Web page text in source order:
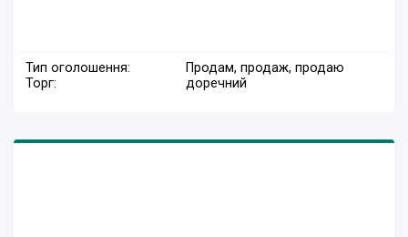
Тип оголошення:
Продам, продаж, продаю
Торг:
доречний